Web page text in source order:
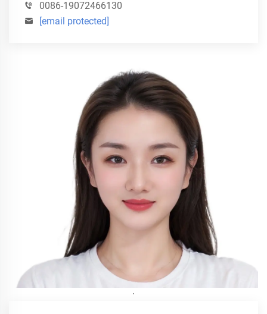
0086-19072466130
[email protected]
·